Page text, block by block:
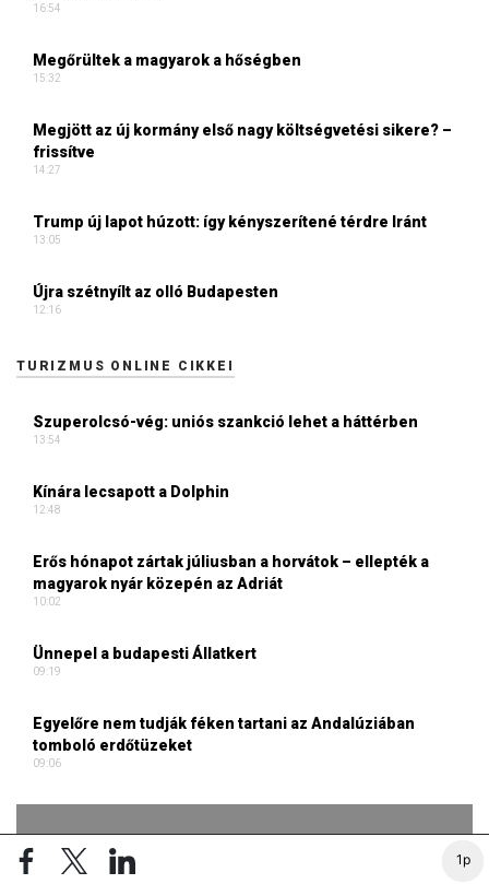
1p
16:54
Megőrültek a magyarok a hőségben
15:32
Megjött az új kormány első nagy költségvetési sikere? –
frissítve
14:27
Trump új lapot húzott: így kényszerítené térdre Iránt
13:05
Újra szétnyílt az olló Budapesten
12:16
TURIZMUS ONLINE CIKKEI
Szuperolcsó-vég: uniós szankció lehet a háttérben
13:54
Kínára lecsapott a Dolphin
12:48
Erős hónapot zártak júliusban a horvátok – ellepték a
magyarok nyár közepén az Adriát
10:02
Ünnepel a budapesti Állatkert
09:19
Egyelőre nem tudják féken tartani az Andalúziában
tomboló erdőtüzeket
09:06